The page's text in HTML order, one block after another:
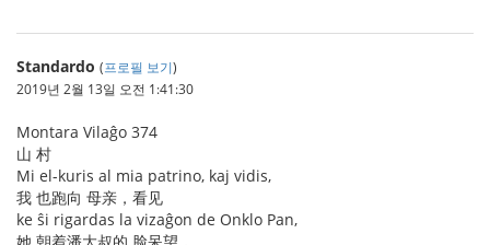
Standardo (프로필 보기)
2019년 2월 13일 오전 1:41:30
Montara Vilaĝo 374
山 村
Mi el-kuris al mia patrino, kaj vidis,
我 也跑向 母亲，看见
ke ŝi rigardas la vizaĝon de Onklo Pan,